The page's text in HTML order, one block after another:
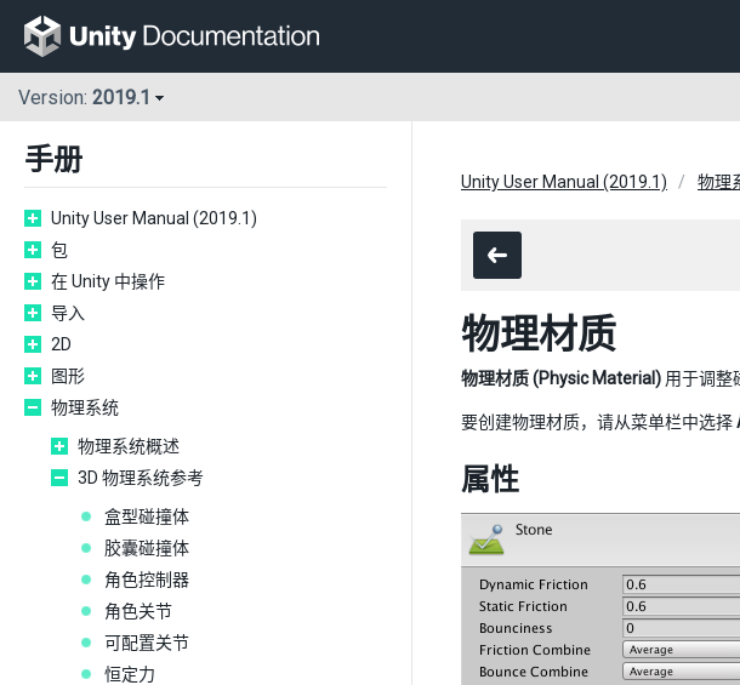
Version: 2019.1
手册
Unity User Manual (2019.1)
包
在 Unity 中操作
导入
2D
图形
物理系统
物理系统概述
3D 物理系统参考
盒型碰撞体
胶囊碰撞体
角色控制器
角色关节
可配置关节
恒定力
Unity User Manual (2019.1) 物理
物理材质
物理材质 (Physic Material) 用于调整
要创建物理材质，请从菜单栏中选择
属性